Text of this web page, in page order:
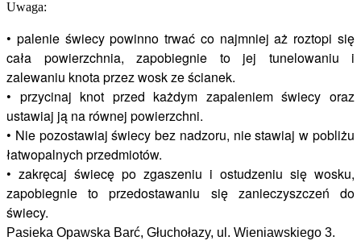
Uwaga:
• palenie świecy powinno trwać co najmniej aż roztopi się
cała powierzchnia, zapobiegnie to jej tunelowaniu i
zalewaniu knota przez wosk ze ścianek.
• przycinaj knot przed każdym zapaleniem świecy oraz
ustawiaj ją na równej powierzchni.
• Nie pozostawiaj świecy bez nadzoru, nie stawiaj w pobliżu
łatwopalnych przedmiotów.
• zakręcaj świecę po zgaszeniu i ostudzeniu się wosku,
zapobiegnie to przedostawaniu się zanieczyszczeń do
świecy.
Pasieka Opawska Barć, Głuchołazy, ul. Wieniawskiego 3.